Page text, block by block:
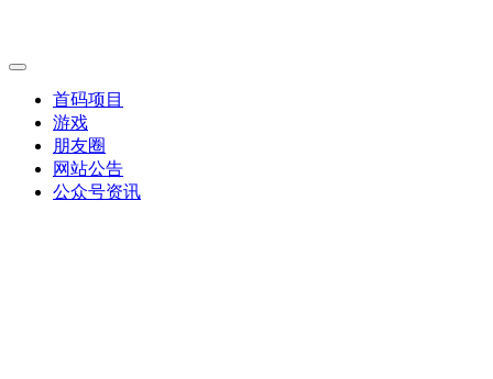
首码项目
游戏
朋友圈
网站公告
公众号资讯